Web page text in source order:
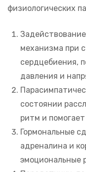
физиологических
механизма при
сердцебиения,
давления и
состоянии
ритм и
Гормональные
адреналина и
эмоциональные